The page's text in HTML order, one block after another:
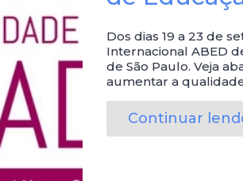
Dos dias 19 a 23 de
Internacional ABED
de São Paulo. Veja
aumentar a
Continuar